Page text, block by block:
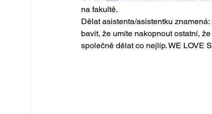
na fakultě.
Dělat asistenta/asistentku
bavit, že umíte nakopnout ostatní,
společně dělat co nejlíp. WE LOVE